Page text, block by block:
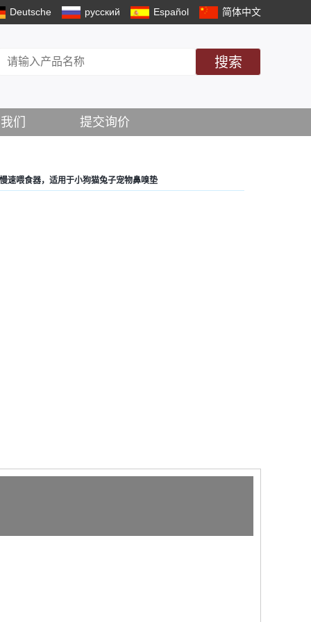
Deutsche русский Español 简体中文
搜索
们 提交询价
速喂食器，适用于小狗猫兔子宠物鼻嗅垫